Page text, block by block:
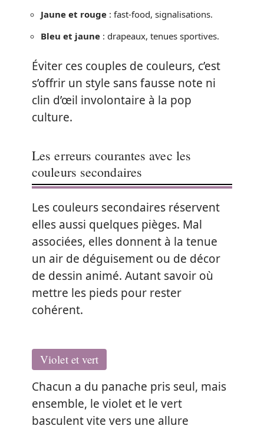
Jaune et rouge : fast-food, signalisations.
Bleu et jaune : drapeaux, tenues sportives.
Éviter ces couples de couleurs, c’est
s’offrir un style sans fausse note ni
clin d’œil involontaire à la pop
culture.
Les erreurs courantes avec les
couleurs secondaires
Les couleurs secondaires réservent
elles aussi quelques pièges. Mal
associées, elles donnent à la tenue
un air de déguisement ou de décor
de dessin animé. Autant savoir où
mettre les pieds pour rester
cohérent.
Violet et vert
Chacun a du panache pris seul, mais
ensemble, le violet et le vert
basculent vite vers une allure